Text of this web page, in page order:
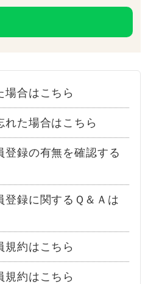
場合はこちら
れた場合はこちら
登録の有無を確認する
登録に関するＱ＆Ａは
規約はこちら
規約はこちら